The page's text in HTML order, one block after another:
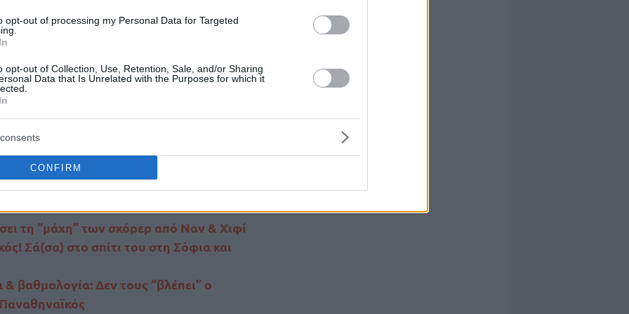
opt-out of processing my Personal Data for Targeted
opt-out of Collection, Use, Retention, Sale, and/or Sharing
Data that Is Unrelated with the Purposes for which it
CONFIRM
πέρασε μία ημέρα!
έπειτα από σχεδόν δύο χρόνια στην
τη “μάχη” των σκόρερ από Ναν & Χιφί
Σά(σα) στο σπίτι του στη Σόφια και
βαθμολογία: Δεν τους “βλέπει” ο